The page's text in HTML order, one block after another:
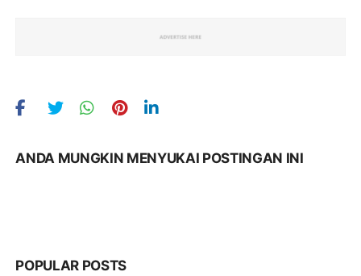
ANDA MUNGKIN MENYUKAI POSTINGAN INI
POPULAR POSTS